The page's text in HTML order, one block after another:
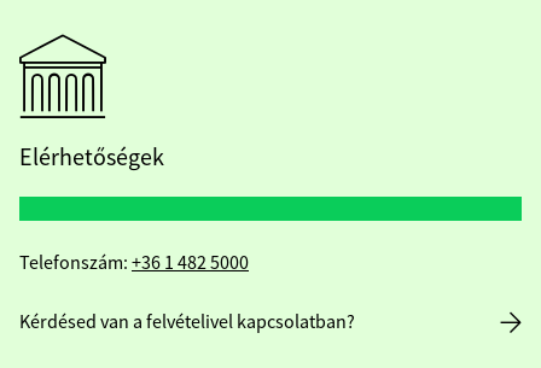
Elérhetőségek
Telefonszám: +36 1 482 5000
Kérdésed van a felvételivel kapcsolatban?